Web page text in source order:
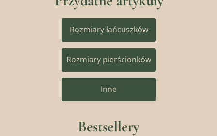
Inne
Rozmiary pierścionków
Rozmiary łańcuszków
Bestsellery